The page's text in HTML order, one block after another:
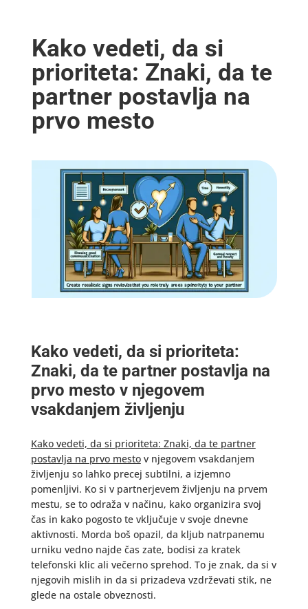
Kako vedeti, da si
prioriteta: Znaki, da te
partner postavlja na
prvo mesto
Kako vedeti, da si prioriteta:
Znaki, da te partner postavlja na
prvo mesto v njegovem
vsakdanjem življenju
Kako vedeti, da si prioriteta: Znaki, da te partner
postavlja na prvo mestov njegovem vsakdanjem
življenju so lahko precej subtilni, a izjemno
pomenljivi. Ko si v partnerjevem življenju na prvem
mestu, se to odraža v načinu, kako organizira svoj
čas in kako pogosto te vključuje v svoje dnevne
aktivnosti. Morda boš opazil, da kljub natrpanemu
urniku vedno najde čas zate, bodisi za kratek
telefonski klic ali večerno sprehod. To je znak, da si v
njegovih mislih in da si prizadeva vzdrževati stik, ne
glede na ostale obveznosti.